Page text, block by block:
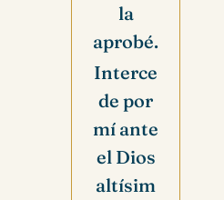
la
aprobé.
Interce
de por
mí ante
el Dios
altísim